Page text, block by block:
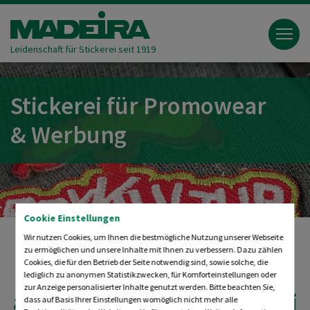
Cookie Einstellungen
Wir nutzen Cookies, um Ihnen die bestmögliche Nutzung unserer Webseite
zu ermöglichen und unsere Inhalte mit Ihnen zu verbessern. Dazu zählen
Cookies, die für den Betrieb der Seite notwendig sind, sowie solche, die
lediglich zu anonymen Statistikzwecken, für Komforteinstellungen oder
zur Anzeige personalisierter Inhalte genutzt werden. Bitte beachten Sie,
dass auf Basis Ihrer Einstellungen womöglich nicht mehr alle
Leidenschaft für Stickerei seit 1919
Stickerei für Promowear
& Werbung
Hochwertig &
ausdrucksstark (-) Stickerei